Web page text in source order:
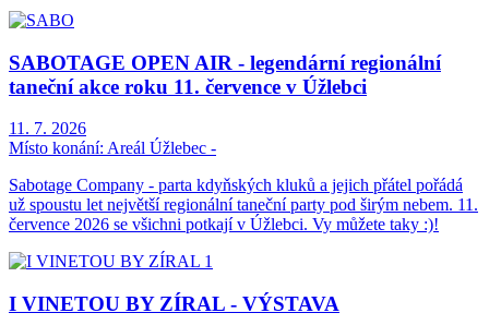
SABOTAGE OPEN AIR - legendární regionální
taneční akce roku 11. července v Úžlebci
11. 7. 2026
Místo konání: Areál Úžlebec -
Sabotage Company - parta kdyňských kluků a jejich přátel pořádá
už spoustu let největší regionální taneční party pod širým nebem. 11.
července 2026 se všichni potkají v Úžlebci. Vy můžete taky :)!
I VINETOU BY ZÍRAL - VÝSTAVA